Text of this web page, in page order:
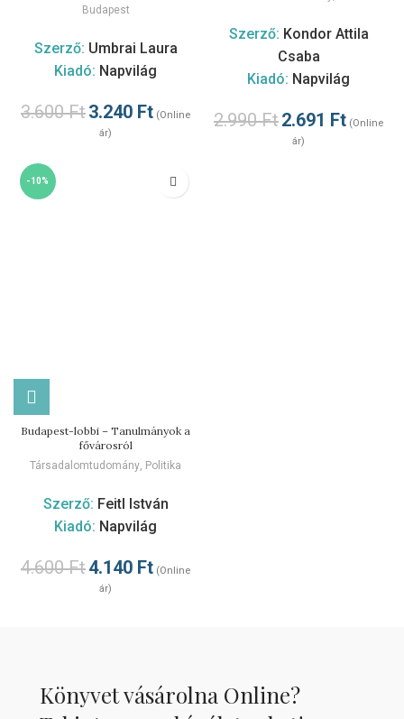
Budapest
Szerző: Umbrai Laura
Kiadó: Napvilág
3.600Ft3.240 Ft (Online
ár)
Szerző: Kondor Attila
Csaba
Kiadó: Napvilág
2.990Ft2.691 Ft (Online
ár)
-10%
Budapest-lobbi – Tanulmányok a
fővárosról
Társadalomtudomány Politika
Szerző: Feitl István
Kiadó: Napvilág
4.600Ft4.140 Ft (Online
ár)
Könyvet vásárolna Online?